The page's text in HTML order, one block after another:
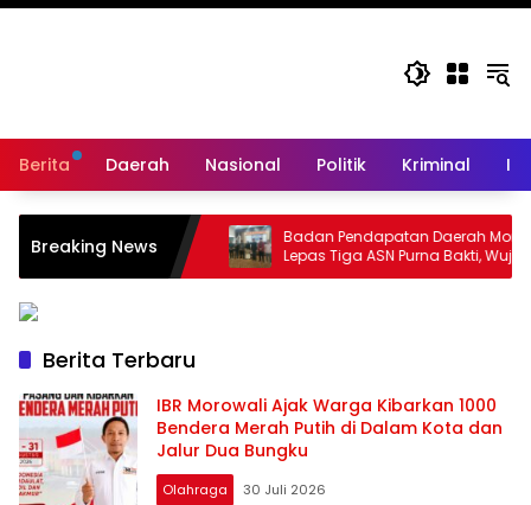
Berita Daerah Nasional Politik Kriminal
Breaking NewsBadan Pendapatan Daerah Morowali
Lepas Tiga ASN Purna Bakti, Wujud
Penghargaan atas Pengabdian
Berita Terbaru
IBR Morowali Ajak Warga Kibarkan 1000
Bendera Merah Putih di Dalam Kota dan
Jalur Dua Bungku
Olahraga 30 Juli 2026